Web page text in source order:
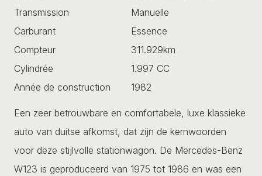
Transmission
Manuelle
Carburant
Essence
Compteur
311.929km
Cylindrée
1.997 CC
Année de construction
1982
Een zeer betrouwbare en comfortabele, luxe klassieke
auto van duitse afkomst, dat zijn de kernwoorden
voor deze stijlvolle stationwagon. De Mercedes-Benz
W123 is geproduceerd van 1975 tot 1986 en was een